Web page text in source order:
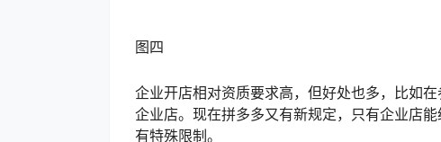
图四
企业开店相对资质要求高，但好处也多，比如
企业店。现在拼多多又有新规定，只有企业店
有特殊限制。